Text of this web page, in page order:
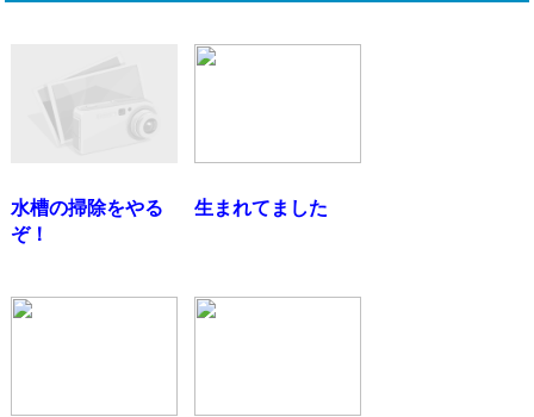
水槽の掃除をやる
ぞ！
生まれてました